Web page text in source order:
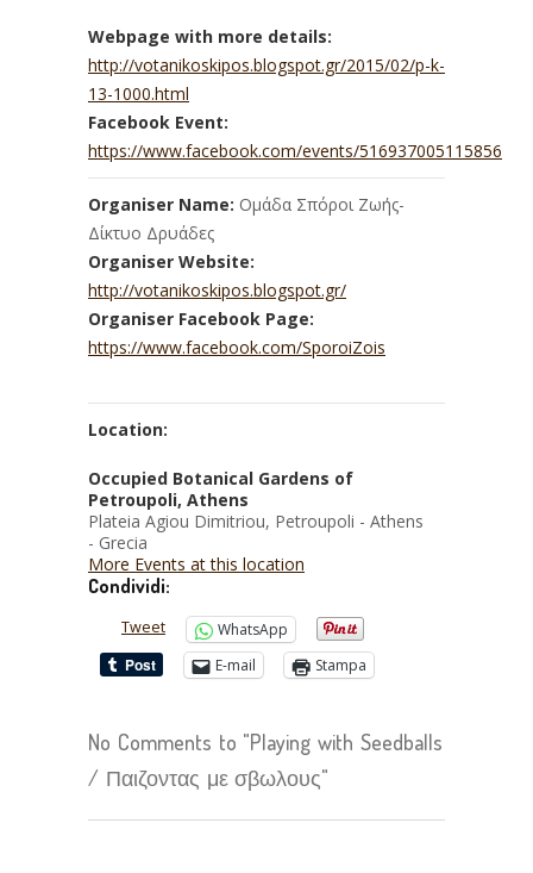
Webpage with more details:
http://votanikoskipos.blogspot.gr/2015/02/p-k-
13-1000.html
Facebook Event:
https://www.facebook.com/events/516937005115856
Organiser Name: Ομάδα Σπόροι Ζωής-
Δίκτυο Δρυάδες
Organiser Website:
http://votanikoskipos.blogspot.gr/
Organiser Facebook Page:
https://www.facebook.com/SporoiZois
Location:
Occupied Botanical Gardens of
Petroupoli, Athens
Plateia Agiou Dimitriou, Petroupoli - Athens
- Grecia
More Events at this location
Condividi:
Tweet
WhatsApp
E-mail
Stampa
No Comments to "Playing with Seedballs
/ Παιζοντας με σβωλους"